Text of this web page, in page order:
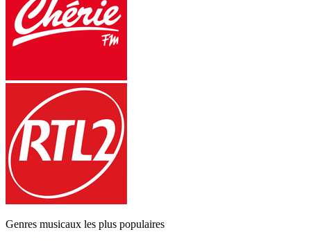
Genres musicaux les plus populaires